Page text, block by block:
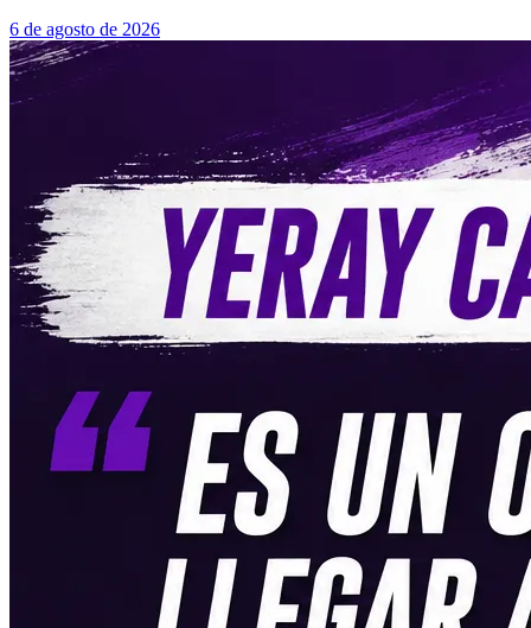
6 de agosto de 2026